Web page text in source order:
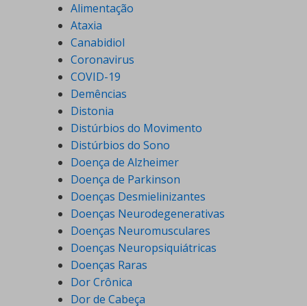
Alimentação
Ataxia
Canabidiol
Coronavirus
COVID-19
Demências
Distonia
Distúrbios do Movimento
Distúrbios do Sono
Doença de Alzheimer
Doença de Parkinson
Doenças Desmielinizantes
Doenças Neurodegenerativas
Doenças Neuromusculares
Doenças Neuropsiquiátricas
Doenças Raras
Dor Crônica
Dor de Cabeça